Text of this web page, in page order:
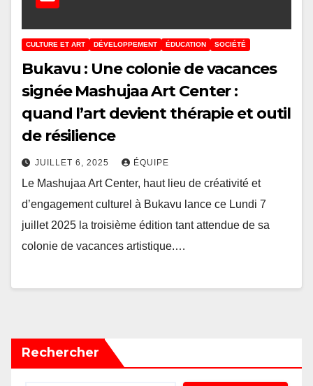
CULTURE ET ART DÉVELOPPEMENT ÉDUCATION SOCIÉTÉ
Bukavu : Une colonie de vacances
signée Mashujaa Art Center :
quand l’art devient thérapie et outil
de résilience
JUILLET 6, 2025 ÉQUIPE
Le Mashujaa Art Center, haut lieu de créativité et
d’engagement culturel à Bukavu lance ce Lundi 7
juillet 2025 la troisième édition tant attendue de sa
colonie de vacances artistique.…
Rechercher